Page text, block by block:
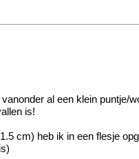
al een klein
is!
cm) heb ik in een flesje